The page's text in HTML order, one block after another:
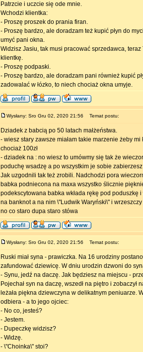
Patrzcie i uczcie się ode mnie.
Wchodzi klientka:
- Proszę proszek do prania firan.
- Proszę bardzo, ale doradzam też kupić płyn do
umyć pani okna.
Widzisz Jasiu, tak musi pracować sprzedawca,
klientkę.
- Proszę podpaski.
- Proszę bardzo, ale doradzam pani również kupić
zadowalać w łózko, to niech chociaż okna umyje.
Wysłany: Sro Gru 02, 2020 21:56 Temat postu:
Dziadek z babcią po 50 latach małżeństwa.
- wiesz stary zawsze miałam takie marzenie żeby mi
chociaż 100zł
- dziadek na : no wiesz to umówmy się tak że
poduchę wsadzę a po wszystkim je sobie
Jak uzgodnili tak też zrobili. Nadchodzi pora
babka podniecona na maxa wszystko ślicznie
podekscytowana babka wkłada rękę pod poduszkę
na banknot a na nim \"Ludwik Waryński\" i
no co staro dupa staro stówa
Wysłany: Sro Gru 02, 2020 21:56 Temat postu:
Ruski miał syna - prawiczka. Na 16 urodziny
zafundować dziewicę. W dniu urodzin dzwoni do
- Synu, jedź na daczę. Jak będziesz na miejscu -
Pojechał syn na daczę, wszedł na piętro i zobaczył
leżała piękna dziewczyna w delikatnym peniuarze.
odbiera - a to jego ojciec:
- No co, jesteś?
- Jestem.
- Dupeczkę widzisz?
- Widzę.
- \"Choinka\" stoi?